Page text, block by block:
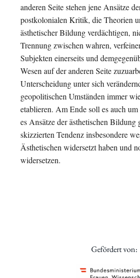
anderen Seite stehen jene Ansätze
postkolonialen Kritik, die Theorien
ästhetischer Bildung verdächtigen,
Trennung zwischen wahren,
Subjekten einerseits und
Wesen auf der anderen Seite
Unterscheidung unter sich
geopolitischen Umständen immer
etablieren. Am Ende soll es auch
es Ansätze der ästhetischen Bildung
skizzierten Tendenz insbesondere
Ästhetischen widersetzt haben und
widersetzen.
Gefördert von: